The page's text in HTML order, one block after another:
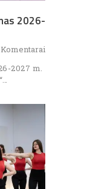
2026-
Komentarai
2027 m.